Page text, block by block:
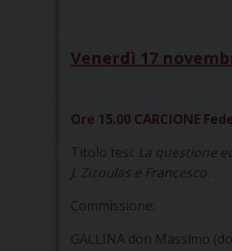
Venerdì 17
Ore 15.00 CARCIONE
Titolo tesi: La questione
J. Zizoulas e Francesco.
Commissione:
GALLINA don Massimo